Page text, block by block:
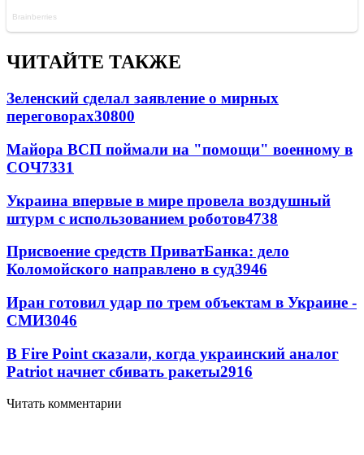
ЧИТАЙТЕ ТАКЖЕ
Зеленский сделал заявление о мирных
переговорах30800
Майора ВСП поймали на "помощи" военному в
СОЧ7331
Украина впервые в мире провела воздушный
штурм с использованием роботов4738
Присвоение средств ПриватБанка: дело
Коломойского направлено в суд3946
Иран готовил удар по трем объектам в Украине -
СМИ3046
В Fire Point сказали, когда украинский аналог
Patriot начнет сбивать ракеты2916
Читать комментарии